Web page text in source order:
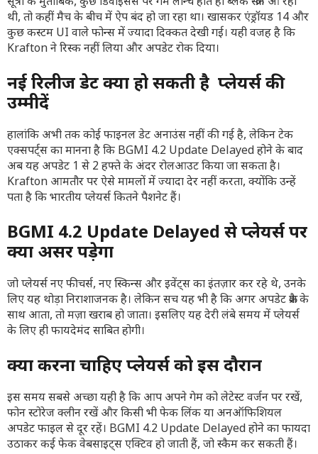
थी, तो कहीं मैच के बीच में ऐप बंद हो जा रहा था। खासकर एंड्रॉयड 14 और
कुछ कस्टम UI वाले फोन्स में ज्यादा दिक्कत देखी गई। यही वजह है कि
Krafton ने रिस्क नहीं लिया और अपडेट रोक दिया।
नई रिलीज डेट क्या हो सकती है प्लेयर्स की
उम्मीदें
हालांकि अभी तक कोई फाइनल डेट अनाउंस नहीं की गई है, लेकिन टेक
एक्सपर्ट्स का मानना है कि BGMI 4.2 Update Delayed होने के बाद
अब यह अपडेट 1 से 2 हफ्ते के अंदर रोलआउट किया जा सकता है।
Krafton आमतौर पर ऐसे मामलों में ज्यादा देर नहीं करता, क्योंकि उन्हें
पता है कि भारतीय प्लेयर्स कितने पैशनेट हैं।
BGMI 4.2 Update Delayed से प्लेयर्स पर
क्या असर पड़ेगा
जो प्लेयर्स नए फीचर्स, नए स्किन्स और इवेंट्स का इंतज़ार कर रहे थे, उनके
लिए यह थोड़ा निराशाजनक है। लेकिन सच यह भी है कि अगर अपडेट क्रैश के
साथ आता, तो मज़ा खराब हो जाता। इसलिए यह देरी लंबे समय में प्लेयर्स
के लिए ही फायदेमंद साबित होगी।
क्या करना चाहिए प्लेयर्स को इस दौरान
इस समय सबसे अच्छा यही है कि आप अपने गेम को लेटेस्ट वर्जन पर रखें,
फोन स्टोरेज क्लीन रखें और किसी भी फेक लिंक या अनऑफिशियल
अपडेट फाइल से दूर रहें। BGMI 4.2 Update Delayed होने का फायदा
उठाकर कई फेक वेबसाइट्स एक्टिव हो जाती हैं, जो स्कैम कर सकती हैं।